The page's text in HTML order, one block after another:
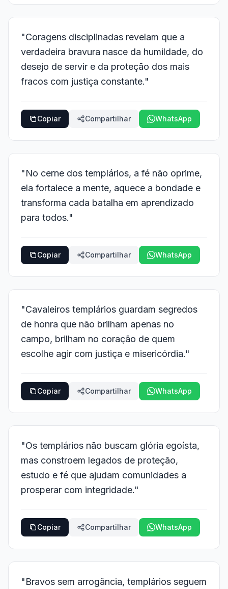
"Coragens disciplinadas revelam que a
verdadeira bravura nasce da humildade, do
desejo de servir e da proteção dos mais
fracos com justiça constante."
Copiar Compartilhar WhatsApp
"No cerne dos templários, a fé não oprime,
ela fortalece a mente, aquece a bondade e
transforma cada batalha em aprendizado
para todos."
Copiar Compartilhar WhatsApp
"Cavaleiros templários guardam segredos
de honra que não brilham apenas no
campo, brilham no coração de quem
escolhe agir com justiça e misericórdia."
Copiar Compartilhar WhatsApp
"Os templários não buscam glória egoísta,
mas constroem legados de proteção,
estudo e fé que ajudam comunidades a
prosperar com integridade."
Copiar Compartilhar WhatsApp
"Bravos sem arrogância, templários seguem